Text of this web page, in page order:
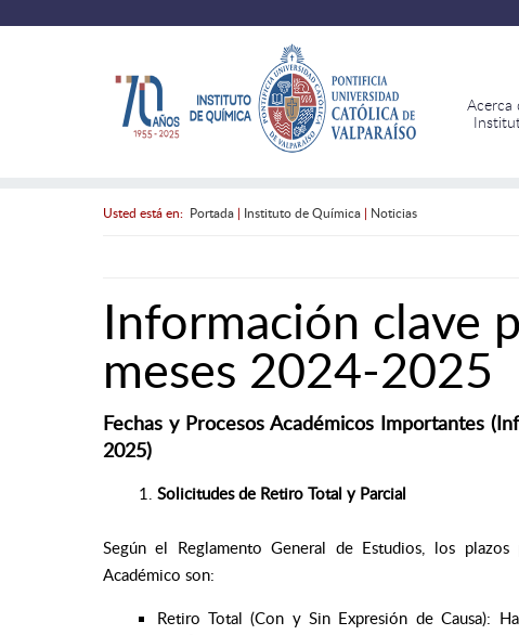
Acerca
Usted está en: Portada| Instituto de Química| Noticias
Información clave
meses 2024-2025
Fechas y Procesos Académicos Importantes
2025)
Solicitudes de Retiro Total y Parcial
Según el Reglamento General de Estudios, los
Académico son:
Retiro Total (Con y Sin Expresión de Causa):